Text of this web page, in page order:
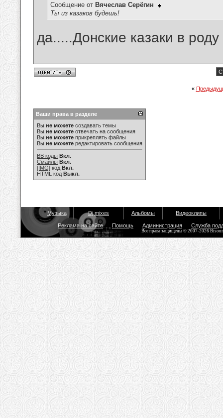
Сообщение от Вячеслав Серёгин
Ты из казаков будешь!
да.....Донские казаки в роду
«
Ваши права в разделе
Вы не можете создавать темы
Вы не можете отвечать на сообщения
Вы не можете прикреплять файлы
Вы не можете редактировать сообщения
BB коды Вкл.
Смайлы Вкл.
[IMG] код Вкл.
HTML код Выкл.
Музыка Dj mixes Альбомы Видеоклипы
Реклама на сайте Помощь Администрация Служба
Все права защищены © 2007-2026